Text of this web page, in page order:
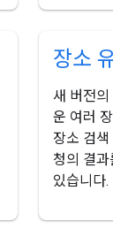
장소
새 버전
운 여러
장소 검
청의 결
있습니다.